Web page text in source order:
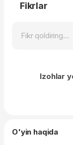
Fikrlar
Izohlar
O'yin haqida